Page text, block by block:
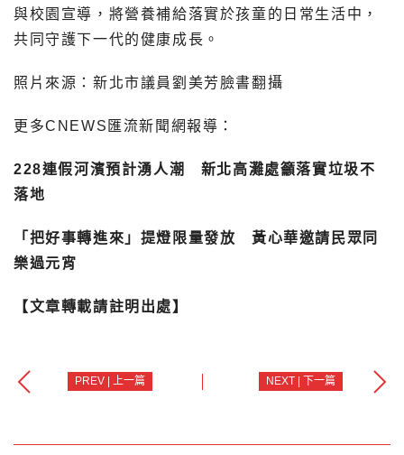
與校園宣導，將營養補給落實於孩童的日常生活中，
共同守護下一代的健康成長。
照片來源：新北市議員劉美芳臉書翻攝
更多CNEWS匯流新聞網報導：
228連假河濱預計湧人潮 新北高灘處籲落實垃圾不
落地
「把好事轉進來」提燈限量發放 黃心華邀請民眾同
樂過元宵
【文章轉載請註明出處】
PREV | 上一篇 NEXT | 下一篇